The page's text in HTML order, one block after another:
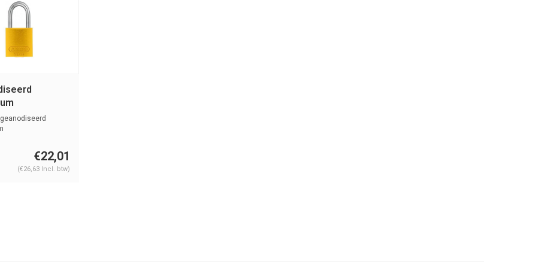
30 GELB
€22,01
(€26,63 Incl. btw)